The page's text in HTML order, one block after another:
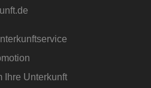
Ihre Unterkunft